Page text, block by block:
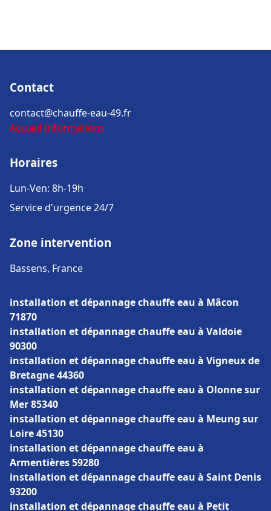
Contact
contact@chauffe-eau-49.fr
Accueil Informations
Horaires
Lun-Ven: 8h-19h
Service d'urgence 24/7
Zone intervention
Bassens, France
installation et dépannage chauffe eau à Mâcon
71870
installation et dépannage chauffe eau à Valdoie
90300
installation et dépannage chauffe eau à Vigneux de
Bretagne 44360
installation et dépannage chauffe eau à Olonne sur
Mer 85340
installation et dépannage chauffe eau à Meung sur
Loire 45130
installation et dépannage chauffe eau à
Armentières 59280
installation et dépannage chauffe eau à Saint Denis
93200
installation et dépannage chauffe eau à Petit